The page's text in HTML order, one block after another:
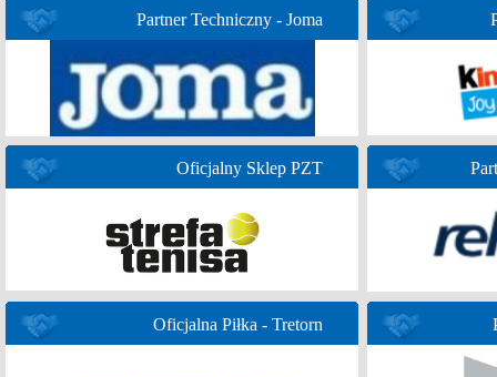
Partner Techniczny - Joma
Oficjalny Sklep PZT
Oficjalna Piłka - Tretorn